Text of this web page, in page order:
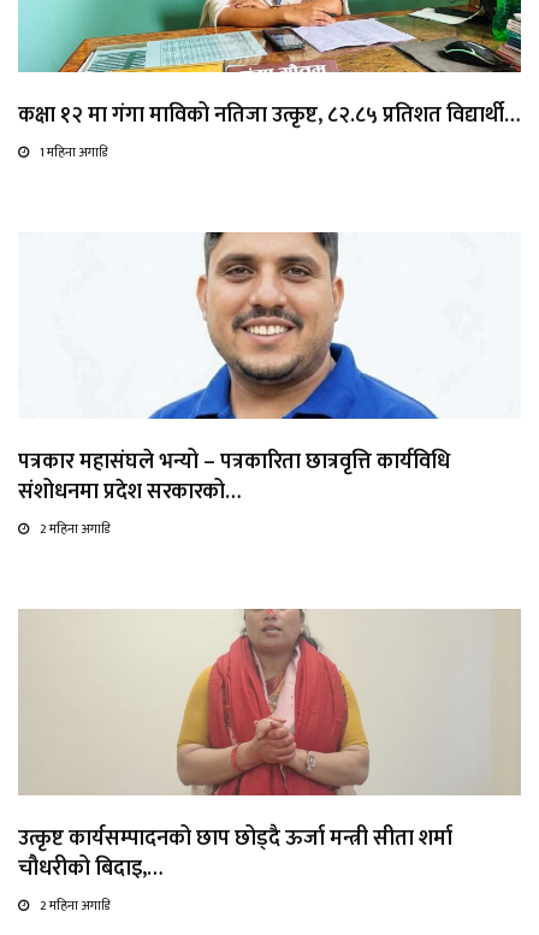
कक्षा १२ मा गंगा माविको नतिजा उत्कृष्ट, ८२.८५ प्रतिशत विद्यार्थी…
1 महिना अगाडि
पत्रकार महासंघले भन्यो – पत्रकारिता छात्रवृत्ति कार्यविधि
संशोधनमा प्रदेश सरकारको…
2 महिना अगाडि
उत्कृष्ट कार्यसम्पादनको छाप छोड्दै ऊर्जा मन्त्री सीता शर्मा
चौधरीको बिदाइ,…
2 महिना अगाडि